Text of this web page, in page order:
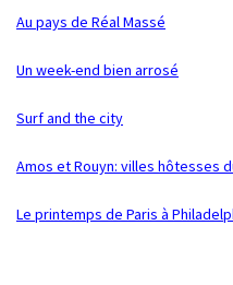
Au pays de Réal Massé
Un week-end bien arrosé
Surf and the city
Amos et Rouyn: villes hôtesses
Le printemps de Paris à